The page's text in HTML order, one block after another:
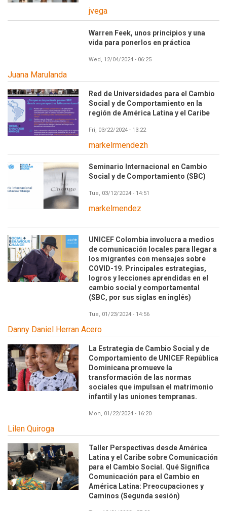
jvega
Warren Feek, unos principios y una
vida para ponerlos en práctica
Wed, 12/04/2024 - 06:25
Juana Marulanda
Red de Universidades para el Cambio
Social y de Comportamiento en la
región de América Latina y el Caribe
Fri, 03/22/2024 - 13:22
markelrmendezh
Seminario Internacional en Cambio
Social y de Comportamiento (SBC)
Tue, 03/12/2024 - 14:51
markelmendez
UNICEF Colombia involucra a medios
de comunicación locales para llegar a
los migrantes con mensajes sobre
COVID-19. Principales estrategias,
logros y lecciones aprendidas en el
cambio social y comportamental
(SBC, por sus siglas en inglés)
Tue, 01/23/2024 - 14:56
Danny Daniel Herran Acero
La Estrategia de Cambio Social y de
Comportamiento de UNICEF República
Dominicana promueve la
transformación de las normas
sociales que impulsan el matrimonio
infantil y las uniones tempranas.
Mon, 01/22/2024 - 16:20
Lilen Quiroga
Taller Perspectivas desde América
Latina y el Caribe sobre Comunicación
para el Cambio Social. Qué Significa
Comunicación para el Cambio en
América Latina: Preocupaciones y
Caminos (Segunda sesión)